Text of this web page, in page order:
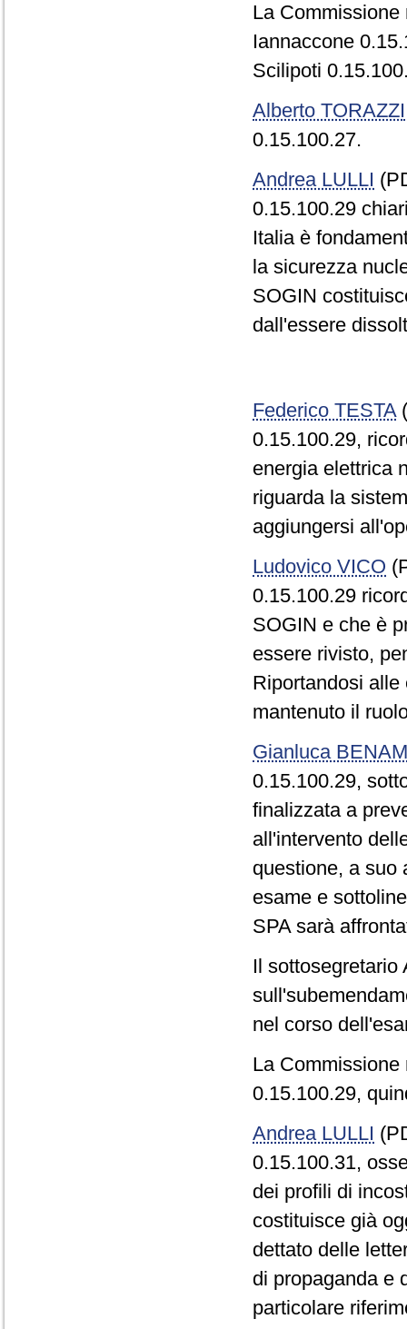
La
Iannaccone
Scilipoti
Alberto TORAZZI
0.15.100.27.
Andrea LULLI
0.15.100.29
Italia è
la sicurezza
SOGIN
dall'essere
Federico TESTA
0.15.100.29,
energia elettrica
riguarda la
aggiungersi
Ludovico VICO
0.15.100.29
SOGIN e che è
essere rivisto,
Riportandosi
mantenuto il
Gianluca
0.15.100.29,
finalizzata a
all'intervento
questione, a suo
esame e
SPA sarà
Il sottosegretario
nel corso
La
0.15.100.29,
Andrea LULLI
0.15.100.31,
dei profili di
costituisce già
dettato delle
di propaganda e
particolare